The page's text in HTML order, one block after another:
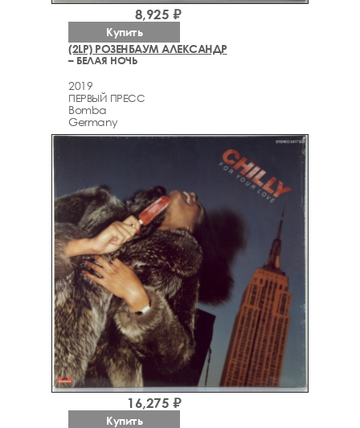
(2LP) РОЗЕНБАУМ АЛЕКСАНДР
– БЕЛАЯ НОЧЬ
2019
ПЕРВЫЙ ПРЕСС
Bomba
Germany
8,925 ₽
Купить
16,275 ₽
Купить